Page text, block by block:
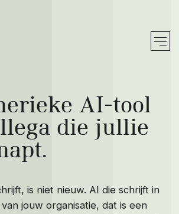
AI-tool
die jullie
is niet nieuw. AI die schrijft in
jouw organisatie, dat is een